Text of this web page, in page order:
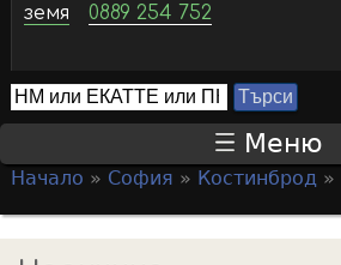
земя
0889 254 752
S
e
r
Т
ъ
с
и
Меню
o
Начало » София » Костинброд »